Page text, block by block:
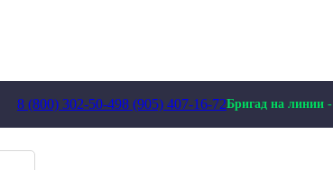
8 (800) 302-50-498 (905) 407-16-72Бригад на линии -